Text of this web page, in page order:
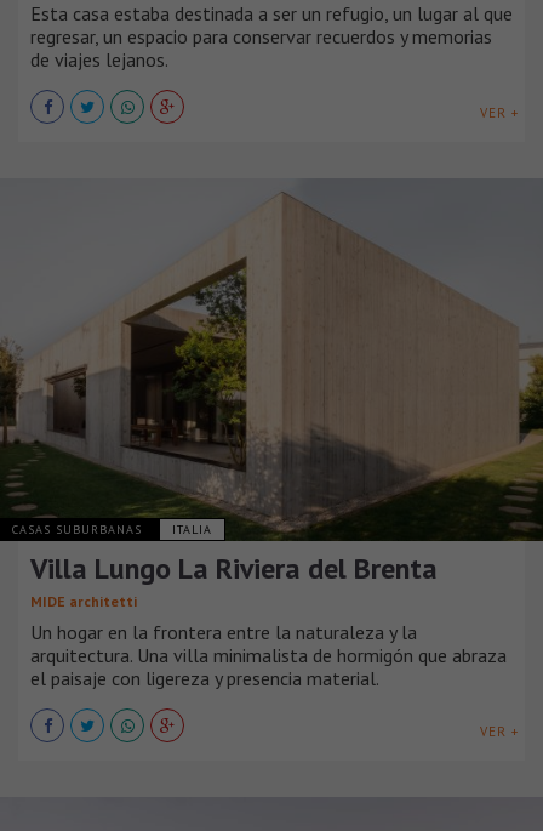
Esta casa estaba destinada a ser un refugio, un lugar al que
regresar, un espacio para conservar recuerdos y memorias
de viajes lejanos.
VER +
CASAS SUBURBANAS ITALIA
Villa Lungo La Riviera del Brenta
MIDE architetti
Un hogar en la frontera entre la naturaleza y la
arquitectura. Una villa minimalista de hormigón que abraza
el paisaje con ligereza y presencia material.
VER +